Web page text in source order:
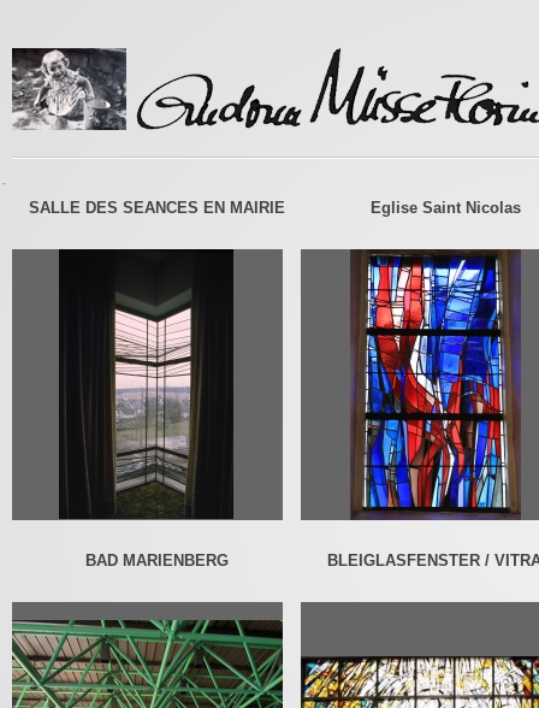
SALLE DES SEANCES EN MAIRIE Eglise Saint Nicolas
BAD MARIENBERG BLEIGLASFENSTER /
-